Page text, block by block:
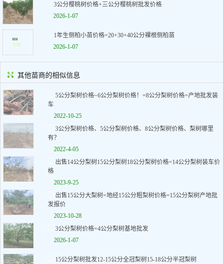
3公分樱桃树价格+三公分樱桃树批发价格
2026-1-07
1年生侧柏小苗价格=20+30+40公分裸根侧柏苗
2026-1-07
其他苗商的相似信息
5公分梨树价格~6公分梨树价格！=8公分梨树价格=产地批发装
车
2022-10-25
3公分梨树价格、5公分梨树价格、8公分梨树价格、梨树哪里
有？
2022-4-05
出售14公分梨树15公分梨树18公分梨树价格=14公分梨树装车价
格
2023-9-25
出售15公分大梨树=地经15公分粗梨树价格=15公分梨树产地批
发报价
2023-10-28
3公分梨树价格=4公分梨树基地批发
2026-1-07
15公分梨树批发12-15公分全冠梨树15-18公分半冠梨树